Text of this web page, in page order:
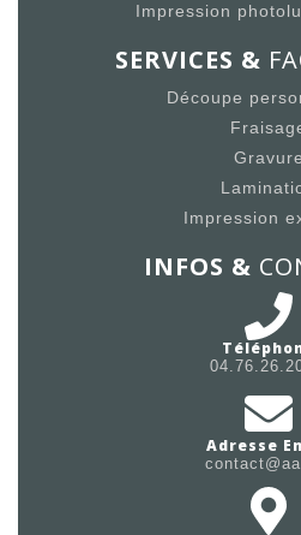
Impression
SERVICES &
Découpe
Gravure
Impression
INFOS &
Adresse